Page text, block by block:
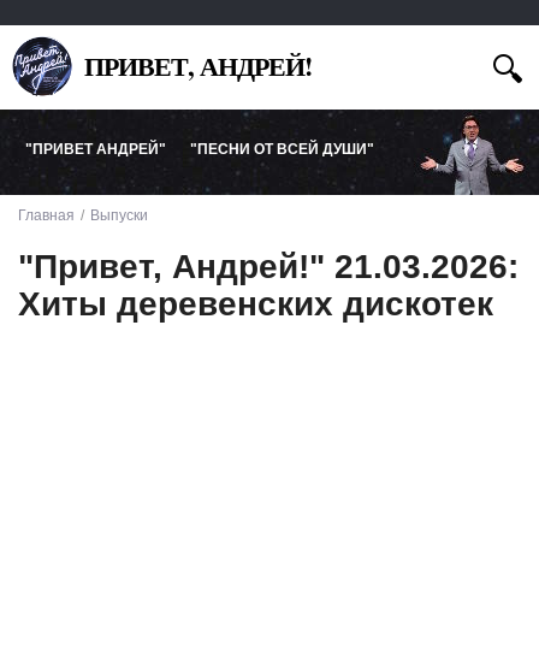
ПРИВЕТ, АНДРЕЙ!
"ПРИВЕТ АНДРЕЙ" "ПЕСНИ ОТ ВСЕЙ ДУШИ"
Главная Выпуски
"Привет, Андрей!" 21.03.2026:
Хиты деревенских дискотек